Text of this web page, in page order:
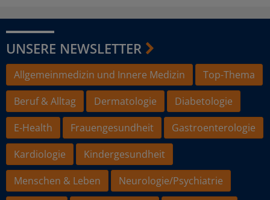
UNSERE NEWSLETTER
Allgemeinmedizin und Innere Medizin
Top-Thema
Beruf & Alltag
Dermatologie
Diabetologie
E-Health
Frauengesundheit
Gastroenterologie
Kardiologie
Kindergesundheit
Menschen & Leben
Neurologie/Psychiatrie